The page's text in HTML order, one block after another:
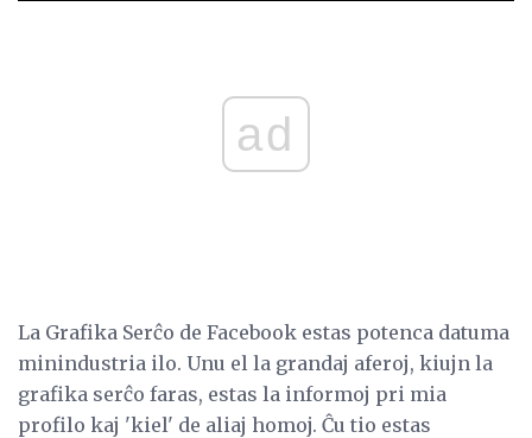
ad
La Grafika Serĉo de Facebook estas potenca datuma
minindustria ilo. Unu el la grandaj aferoj, kiujn la
grafika serĉo faras, estas la informoj pri mia
profilo kaj 'kiel' de aliaj homoj. Ĉu tio estas